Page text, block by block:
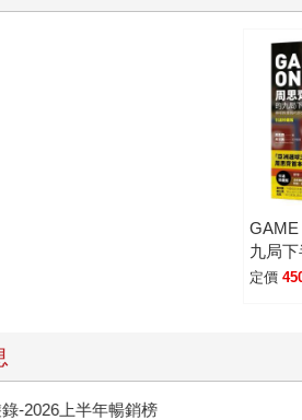
GAME
九局
的那些
定價
錄-2026上半年暢銷榜